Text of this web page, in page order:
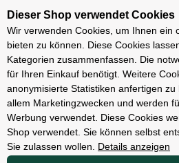
Unsere
Teile
Dieser Shop verwendet Cookies
Wir verwenden Cookies, um Ihnen ein
bieten zu können. Diese Cookies
Kategorien zusammenfassen. Die
für Ihren Einkauf benötigt. Weitere
anonymisierte Statistiken anfertigen
allem Marketingzwecken und werden
Werbung verwendet. Diese Cookies
Shop verwendet. Sie können selbst
Sie zulassen wollen.
Details anzeigen